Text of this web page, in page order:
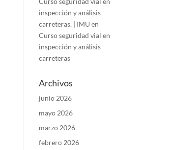
inspección y análisis
carreteras. | IMU en
Curso seguridad vial en
inspección y análisis
carreteras
Archivos
junio 2026
mayo 2026
marzo 2026
febrero 2026